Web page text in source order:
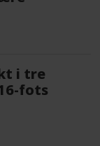
i tre
fots